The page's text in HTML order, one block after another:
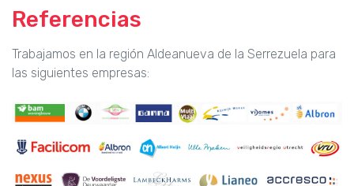
Referencias
Trabajamos en la región Aldeanueva de la Serrezuela para
las siguientes empresas: